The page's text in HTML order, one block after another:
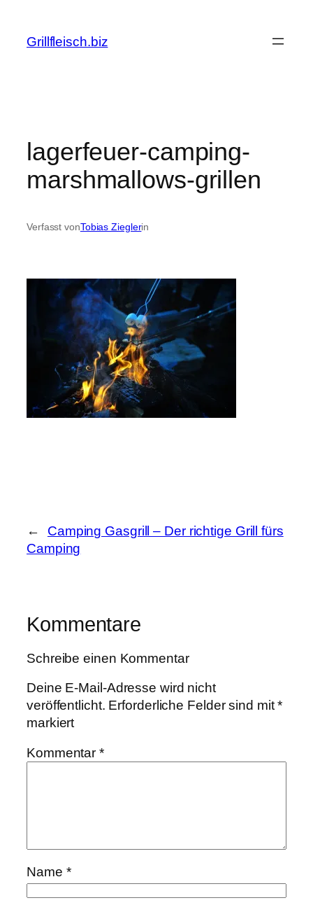
springen
Grillfleisch.biz
lagerfeuer-camping-
marshmallows-grillen
Verfasst vonTobias Zieglerin
←
Camping Gasgrill – Der richtige Grill fürs
Camping
Kommentare
Schreibe einen Kommentar
Deine E-Mail-Adresse wird nicht
veröffentlicht. Erforderliche Felder sind mit*
markiert
Kommentar*
Name *